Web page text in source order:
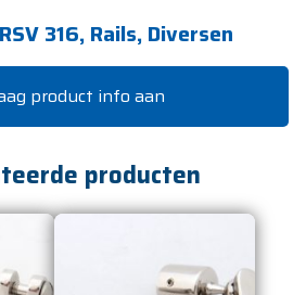
RSV 316, Rails, Diversen
product info aan
producten